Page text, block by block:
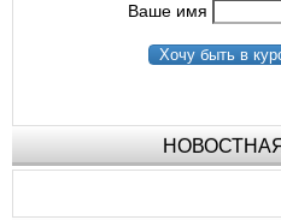
Ваше имя
Хочу быть в